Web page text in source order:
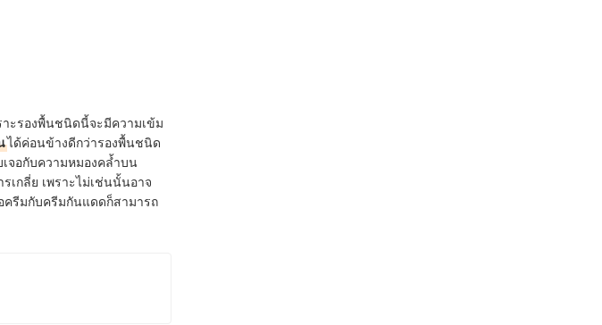
ะรองพื้นชนิดนี้จะมีความเข้ม
ได้ค่อนข้างดีกว่ารองพื้นชนิด
จอกับความหมองคล้ำบน
เกลี่ย เพราะไม่เช่นนั้นอาจ
ครีมกับครีมกันแดดก็สามารถ